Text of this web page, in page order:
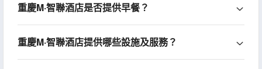
重慶M·智聯酒店是否提供早餐？
重慶M·智聯酒店提供哪些設施及服務？